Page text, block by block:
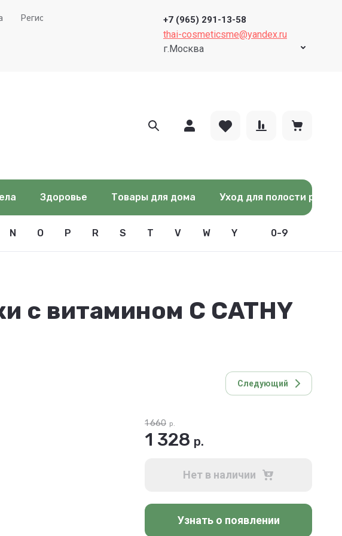
Регистрация Парфюмированные средства для стирки и ухода за
теперь в удовольствие
+7 (965) 291-13-58
thai-cosmeticsme@yandex.ru
г.Москва
Здоровье Товары для дома Уход для полости рта
0-9
N O P R S T V W Y
с витамином С CATHY
Следующий
1 660 р.
1 328 р.
Нет в наличии
Узнать о появлении